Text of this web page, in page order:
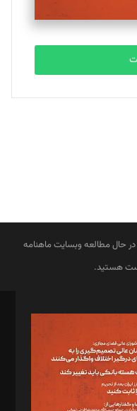
حال مطالعه وبسایت ماهنامه
هستید.